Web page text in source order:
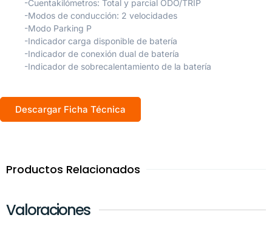
-Cuentakilómetros: Total y parcial ODO/TRIP
-Modos de conducción: 2 velocidades
-Modo Parking P
-Indicador carga disponible de batería
-Indicador de conexión dual de batería
-Indicador de sobrecalentamiento de la batería
Descargar Ficha Técnica
Productos Relacionados
Valoraciones